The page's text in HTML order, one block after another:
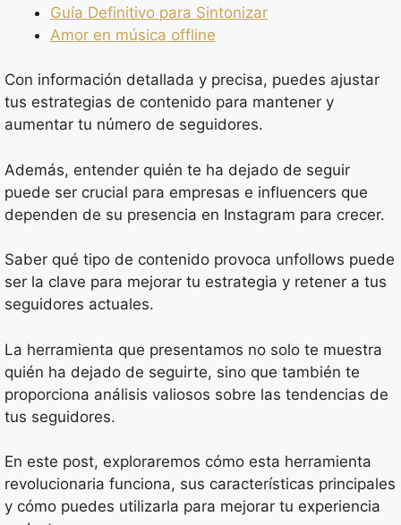
Guía Definitivo para Sintonizar
Amor en música offline
Con información detallada y precisa, puedes ajustar
tus estrategias de contenido para mantener y
aumentar tu número de seguidores.
Además, entender quién te ha dejado de seguir
puede ser crucial para empresas e influencers que
dependen de su presencia en Instagram para crecer.
Saber qué tipo de contenido provoca unfollows puede
ser la clave para mejorar tu estrategia y retener a tus
seguidores actuales.
La herramienta que presentamos no solo te muestra
quién ha dejado de seguirte, sino que también te
proporciona análisis valiosos sobre las tendencias de
tus seguidores.
En este post, exploraremos cómo esta herramienta
revolucionaria funciona, sus características principales
y cómo puedes utilizarla para mejorar tu experiencia